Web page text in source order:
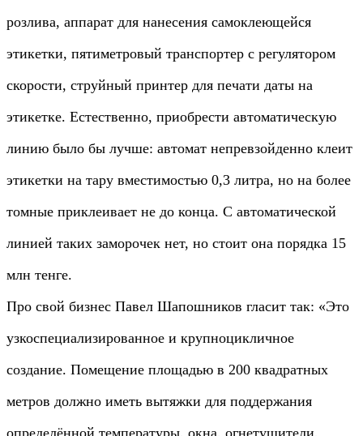
розлива, аппарат для нанесения самоклеющейся
этикетки, пятиметровый транспортер с регулятором
скорости, струйный принтер для печати даты на
этикетке. Естественно, приобрести автоматическую
линию было бы лучше: автомат непревзойденно клеит
этикетки на тару вместимостью 0,3 литра, но на более
томные приклеивает не до конца. С автоматической
линией таких заморочек нет, но стоит она порядка 15
млн тенге.
Про свой бизнес Павел Шапошников гласит так: «Это
узкоспециализированное и крупноцикличное
создание. Помещение площадью в 200 квадратных
метров должно иметь вытяжки для поддержания